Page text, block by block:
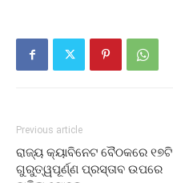
Previous article
ରାଜ୍ୟ କ୍ୟାବିନେଟ ବୈଠକରେ ୧୭ଟି
ଗୁରୁତ୍ୱପୂର୍ଣ୍ଣ ପ୍ରସ୍ତାବ ଉପରେ